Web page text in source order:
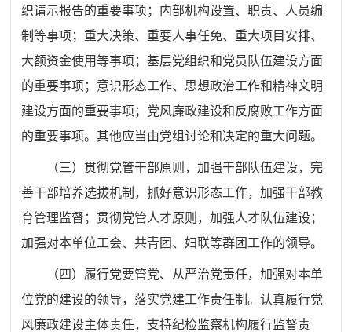
织请示报告的重要事项；内部机构设置、职责、人员编
制等事项；重大决策、重要人事任免、重大项目安排、
大额资金使用等事项；基层党组织和党员队伍建设方面
的重要事项；意识形态工作、思想政治工作和精神文明
建设方面的重要事项；党风廉政建设和反腐败工作方面
的重要事项。其他应当由党组讨论和决定的重大问题。
（三）贯彻党管干部原则，加强干部队伍建设，完
善干部培养选拔机制，抓好意识形态工作，加强干部教
育管理监督；贯彻党管人才原则，加强人才队伍建设；
加强对本单位工会、共青团、妇联等群团工作的领导。
（四）履行党要管党、从严治党责任，加强对本单
位党的建设的领导，落实党建工作责任制。认真履行党
风廉政建设主体责任，支持纪检监察机构履行监督责